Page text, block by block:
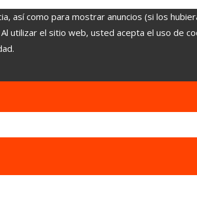
así como para mostrar anuncios (si los
utilizar el sitio web, usted acepta el uso de